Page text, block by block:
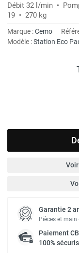
Débit 32 l/min •
19 • 270 kg
Marque :Cemo
Modèle :Station Eco
Garantie 2
Pièces et main
PaiementCB
100%